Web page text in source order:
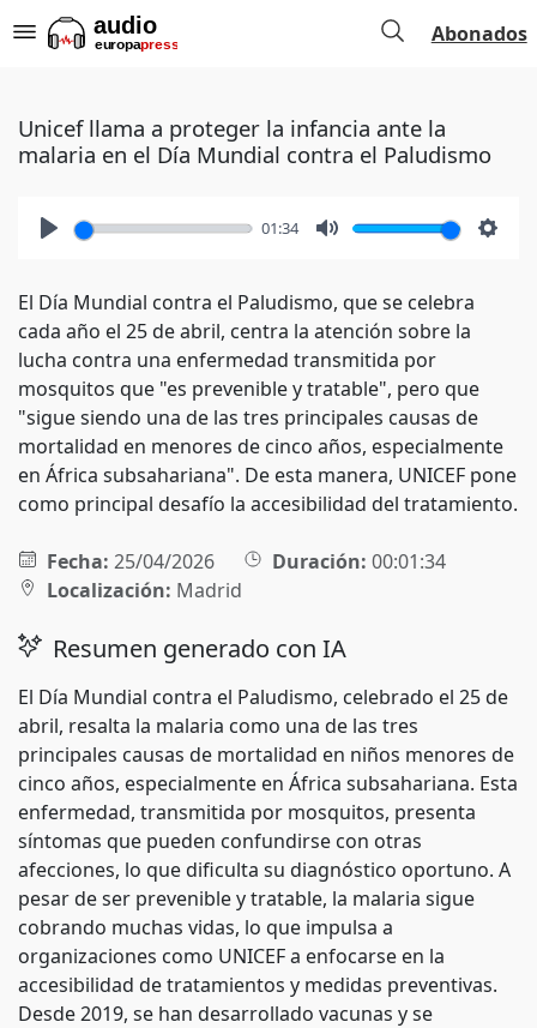
Abonados
Unicef llama a proteger la infancia ante la
malaria en el Día Mundial contra el Paludismo
01:34
El Día Mundial contra el Paludismo, que se celebra
cada año el 25 de abril, centra la atención sobre la
lucha contra una enfermedad transmitida por
mosquitos que "es prevenible y tratable", pero que
"sigue siendo una de las tres principales causas de
mortalidad en menores de cinco años, especialmente
en África subsahariana". De esta manera, UNICEF pone
como principal desafío la accesibilidad del tratamiento.
Fecha: 25/04/2026 Duración: 00:01:34
Localización: Madrid
Resumen generado con IA
El Día Mundial contra el Paludismo, celebrado el 25 de
abril, resalta la malaria como una de las tres
principales causas de mortalidad en niños menores de
cinco años, especialmente en África subsahariana. Esta
enfermedad, transmitida por mosquitos, presenta
síntomas que pueden confundirse con otras
afecciones, lo que dificulta su diagnóstico oportuno. A
pesar de ser prevenible y tratable, la malaria sigue
cobrando muchas vidas, lo que impulsa a
organizaciones como UNICEF a enfocarse en la
accesibilidad de tratamientos y medidas preventivas.
Desde 2019, se han desarrollado vacunas y se